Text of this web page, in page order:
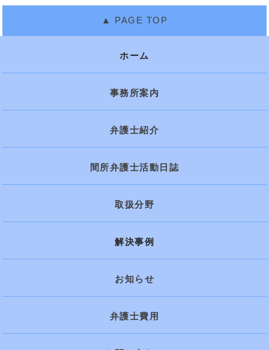
ホーム
事務所案内
弁護士紹介
間所弁護士活動日誌
取扱分野
解決事例
お知らせ
弁護士費用